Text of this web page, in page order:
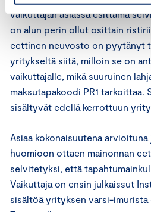
vaikuttajan asiassa esittämä
on alun perin ollut osittain
eettinen neuvosto on pyytänyt
yritykseltä siitä, milloin se on
vaikuttajalle, mikä suuruinen
maksutapakoodi PR1 tarkoittaa.
sisältyvät edellä kerrottuun
Asiaa kokonaisuutena
huomioon ottaen mainonnan
selvitetyksi, että
Vaikuttaja on ensin julkaissut
sisältöä yrityksen varsi-imurista